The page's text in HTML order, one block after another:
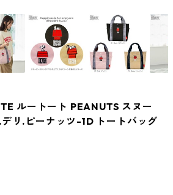
ルートート PEANUTS スヌー
リ.ピーナッツ-1D トートバッグ